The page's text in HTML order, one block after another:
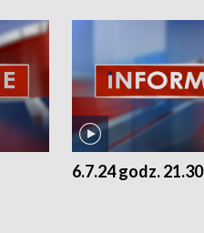
6.7.24 godz. 21.30